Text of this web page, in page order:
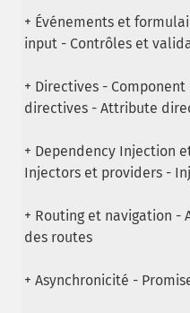
+ Événements et
input - Contrôles et
+ Directives -
directives - Attribute
+ Dependency Injection
Injectors et providers -
+ Routing et navigation -
des routes
+ Asynchronicité -